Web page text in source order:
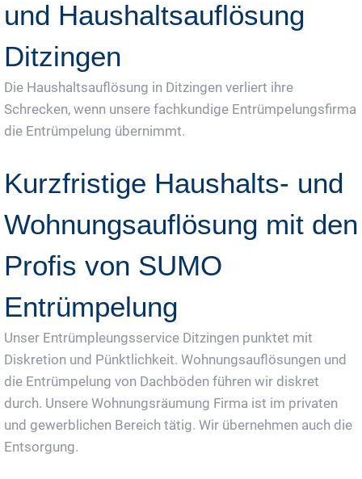
und Haushaltsauflösung
Ditzingen
Die Haushaltsauflösung in Ditzingen verliert ihre
Schrecken, wenn unsere fachkundige Entrümpelungsfirma
die Entrümpelung übernimmt.
Kurzfristige Haushalts- und
Wohnungsauflösung mit den
Profis von SUMO
Entrümpelung
Unser Entrümpleungsservice Ditzingen punktet mit
Diskretion und Pünktlichkeit. Wohnungsauflösungen und
die Entrümpelung von Dachböden führen wir diskret
durch. Unsere Wohnungsräumung Firma ist im privaten
und gewerblichen Bereich tätig. Wir übernehmen auch die
Entsorgung.